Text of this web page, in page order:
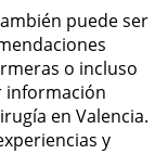
puede ser
o incluso
información
en Valencia.
y